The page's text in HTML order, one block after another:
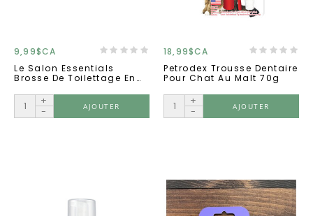
9,99$CA
Le Salon Essentials
Brosse De Toilettage En
+
-
AJOUTER
18,99$CA
Petrodex Trousse Dentaire
Pour Chat Au Malt 70g
+
-
AJOUTER